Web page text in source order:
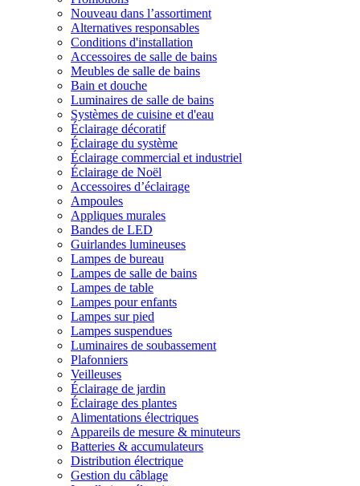
Nouveau dans l’assortiment
Alternatives responsables
Conditions d'installation
Accessoires de salle de bains
Meubles de salle de bains
Bain et douche
Luminaires de salle de bains
Systèmes de cuisine et d'eau
Éclairage décoratif
Éclairage du système
Éclairage commercial et industriel
Éclairage de Noël
Accessoires d’éclairage
Ampoules
Appliques murales
Bandes de LED
Guirlandes lumineuses
Lampes de bureau
Lampes de salle de bains
Lampes de table
Lampes pour enfants
Lampes sur pied
Lampes suspendues
Luminaires de soubassement
Plafonniers
Veilleuses
Éclairage de jardin
Éclairage des plantes
Alimentations électriques
Appareils de mesure & minuteurs
Batteries & accumulateurs
Distribution électrique
Gestion du câblage